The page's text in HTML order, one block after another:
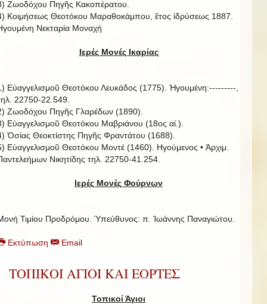
Ζωοδόχου Πηγῆς Κακοπέρατου.
Κοιμήσεως Θεοτόκου Μαραθοκάμπου, ἔτος ἱδρύσεως 1887.
Νεκταρία Μοναχή
Ιερές Μονές Ικαρίας
Εὐαγγελισμοῦ Θεοτόκου Λευκάδος (1775). Ἡγουμένη:---------,
22750-22.549.
Ζωοδόχου Πηγῆς Γλαρέδων (1890).
Εὐαγγελισμοῦ Θεοτόκου Μαβριάνου (18ος αἰ.).
Ὁσίας Θεοκτίστης Πηγῆς Φραντάτου (1688).
Εὐαγγελισμοῦ Θεοτόκου Μοντέ (1460). Ηγούμενος • Ἀρχιμ.
Νικητίδης τηλ. 22750-41.254.
Ιερές Μονές Φούρνων
Τιμίου Προδρόμου. Ὑπεύθυνος: π. Ἰωάννης Παναγιώτου.
Εκτύπωση Email
ΤΟΠΙΚΟΙ ΑΓΙΟΙ ΚΑΙ ΕΟΡΤΕΣ
Τοπικοί Άγιοι